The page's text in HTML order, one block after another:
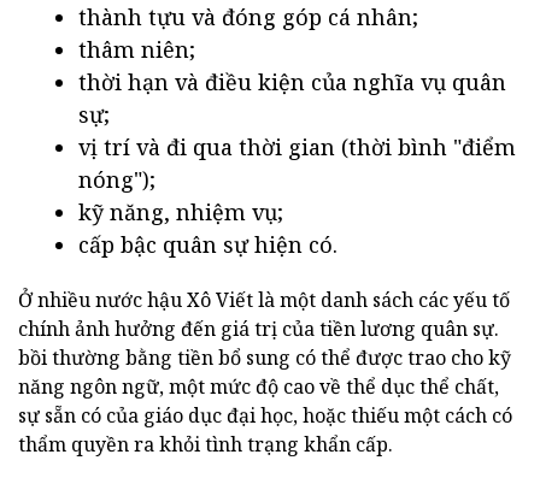
thành tựu và đóng góp cá nhân;
thâm niên;
thời hạn và điều kiện của nghĩa vụ quân
sự;
vị trí và đi qua thời gian (thời bình "điểm
nóng");
kỹ năng, nhiệm vụ;
cấp bậc quân sự hiện có.
Ở nhiều nước hậu Xô Viết là một danh sách các yếu tố
chính ảnh hưởng đến giá trị của tiền lương quân sự.
bồi thường bằng tiền bổ sung có thể được trao cho kỹ
năng ngôn ngữ, một mức độ cao về thể dục thể chất,
sự sẵn có của giáo dục đại học, hoặc thiếu một cách có
thẩm quyền ra khỏi tình trạng khẩn cấp.